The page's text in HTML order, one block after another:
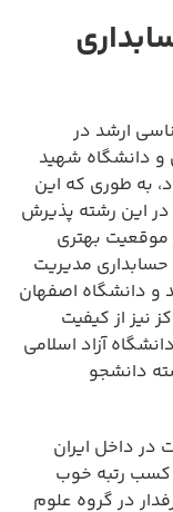
ارشد در
و دانشگاه شهید
به طوری که این
در این رشته پذیرش
موقعیت بهتری
مدیریت
و دانشگاه اصفهان
نیز از کیفیت
آزاد اسلامی
دانشجو
در داخل ایران
کسب رتبه خوب
در گروه علوم